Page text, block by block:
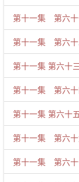
第十一集 第六
第十一集 第六
第十一集 第六十
第十一集 第六
第十一集 第六十
第十一集 第六十
第十一集 第六